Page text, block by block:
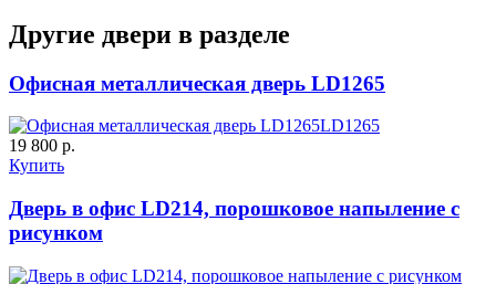
Д-37 Н
Другие двери в разделе
Офисная металлическая дверь LD1265
LD1265
19 800 р.
Купить
Дверь в офис LD214, порошковое напыление с
рисунком